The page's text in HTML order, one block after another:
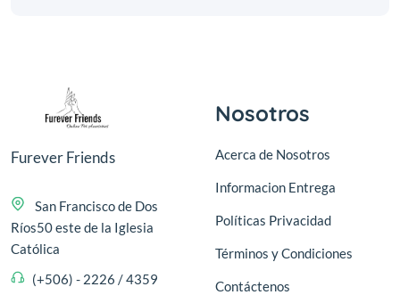
Furever Friends
San Francisco de Dos
Ríos50 este de la Iglesia
Católica
(+506) - 2226 / 4359
Nosotros
Acerca de Nosotros
Informacion Entrega
Políticas Privacidad
Términos y Condiciones
Contáctenos